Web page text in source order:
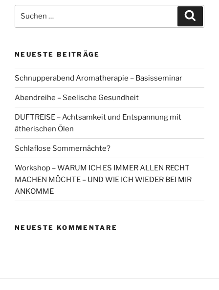
nach:
NEUESTE BEITRÄGE
Schnupperabend Aromatherapie – Basisseminar
Abendreihe – Seelische Gesundheit
DUFTREISE – Achtsamkeit und Entspannung mit
ätherischen Ölen
Schlaflose Sommernächte?
Workshop – WARUM ICH ES IMMER ALLEN RECHT
MACHEN MÖCHTE – UND WIE ICH WIEDER BEI MIR
ANKOMME
NEUESTE KOMMENTARE